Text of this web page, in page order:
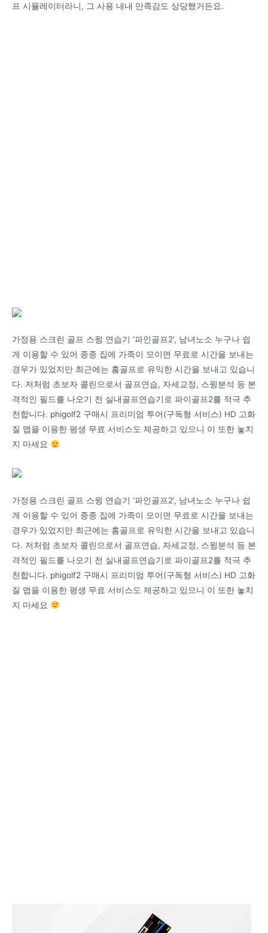
프 시뮬레이터라니, 그 사용 내내 만족감도 상당했거든요.
가정용 스크린 골프 스윙 연습기 ‘파인골프2’, 남녀노소 누구나 쉽
게 이용할 수 있어 종종 집에 가족이 모이면 무료로 시간을 보내는
경우가 있었지만 최근에는 홈골프로 유익한 시간을 보내고 있습니
다. 저처럼 초보자 콜린으로서 골프연습, 자세교정, 스윙분석 등 본
격적인 필드를 나오기 전 실내골프연습기로 파이골프2를 적극 추
천합니다. phigolf2 구매시 프리미엄 투어(구독형 서비스) HD 고화
질 맵을 이용한 평생 무료 서비스도 제공하고 있으니 이 또한 놓치
지 마세요
가정용 스크린 골프 스윙 연습기 ‘파인골프2’, 남녀노소 누구나 쉽
게 이용할 수 있어 종종 집에 가족이 모이면 무료로 시간을 보내는
경우가 있었지만 최근에는 홈골프로 유익한 시간을 보내고 있습니
다. 저처럼 초보자 콜린으로서 골프연습, 자세교정, 스윙분석 등 본
격적인 필드를 나오기 전 실내골프연습기로 파이골프2를 적극 추
천합니다. phigolf2 구매시 프리미엄 투어(구독형 서비스) HD 고화
질 맵을 이용한 평생 무료 서비스도 제공하고 있으니 이 또한 놓치
지 마세요